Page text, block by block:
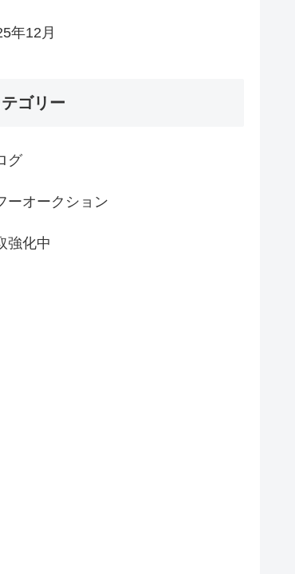
年12月
ゴリー
グ
ーオークション
強化中